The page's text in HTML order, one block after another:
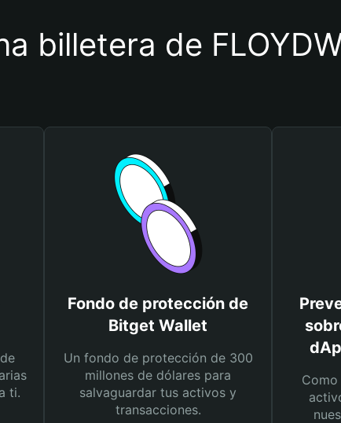
billetera de
ti.
Fondo de protección de
Bitget Wallet
Un fondo de protección de 300
millones de dólares para
salvaguardar tus activos y
transacciones.